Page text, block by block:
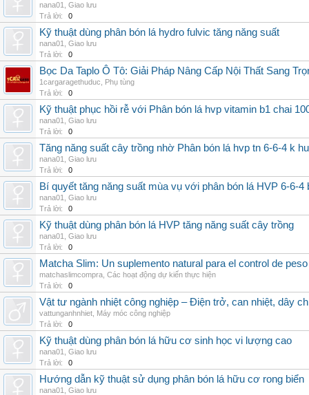
nana01
Giao lưu
Trả lời:
0
Kỹ thuật dùng phân bón lá hydro fulvic tăng năng suất
nana01
Giao lưu
Trả lời:
0
Bọc Da Taplo Ô Tô: Giải Pháp Nâng Cấp Nội Thất Sang
1cargaragethuduc
Phụ tùng
Trả lời:
0
Kỹ thuật phục hồi rễ với Phân bón lá hvp vitamin b1 chai
nana01
Giao lưu
Trả lời:
0
Tăng năng suất cây trồng nhờ Phân bón lá hvp tn 6-6-4 k
nana01
Giao lưu
Trả lời:
0
Bí quyết tăng năng suất mùa vụ với phân bón lá HVP 6-6-4
nana01
Giao lưu
Trả lời:
0
Kỹ thuật dùng phân bón lá HVP tăng năng suất cây trồng
nana01
Giao lưu
Trả lời:
0
Matcha Slim: Un suplemento natural para el control de peso
matchaslimcompra Các hoạt động dự kiến thực hiện
Trả lời:
0
Vật tư ngành nhiệt công nghiệp – Điện trở, can nhiệt, dây
vattunganhnhiet Máy móc công nghiệp
Trả lời:
0
Kỹ thuật dùng phân bón lá hữu cơ sinh học vi lượng cao
nana01
Giao lưu
Trả lời:
0
Hướng dẫn kỹ thuật sử dụng phân bón lá hữu cơ rong biển
nana01
Giao lưu